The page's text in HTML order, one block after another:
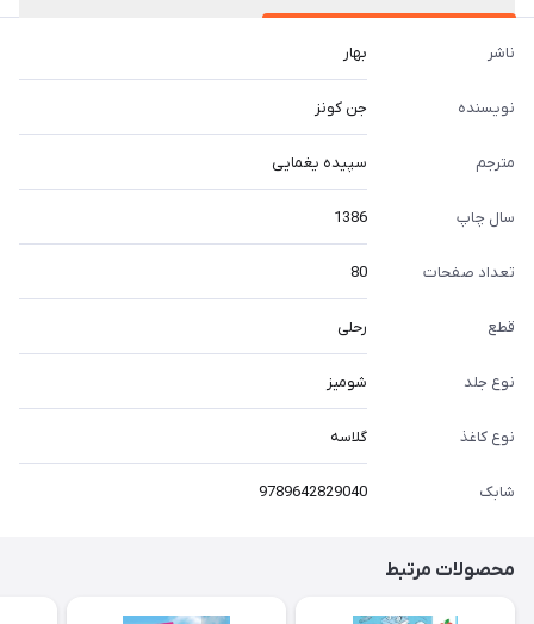
ناشر بهار
نویسنده جن کونز
مترجم سپیده یغمایی
سال چاپ 1386
تعداد صفحات 80
قطع رحلی
نوع جلد شومیز
نوع کاغذ گلاسه
شابک 9789642829040
محصولات مرتبط